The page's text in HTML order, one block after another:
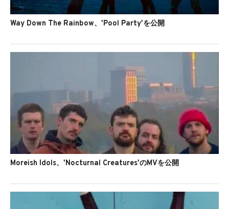
Way Down The Rainbow、'Pool Party'を公開
Moreish Idols、'Nocturnal Creatures'のMVを公開